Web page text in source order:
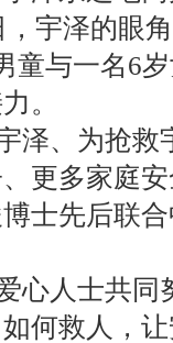
，宇泽的眼
童与一名6
。
、为抢救
更多家庭
士先后联
人士共同
何救人，